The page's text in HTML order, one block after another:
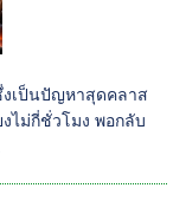
งเป็นปัญหาสุดคลาส
ไม่กี่ชั่วโมง พอกลับ